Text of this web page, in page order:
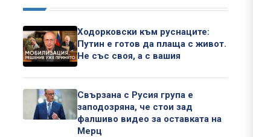
Ходорковски към руснаците:
Путин е готов да плаща с живот.
Не със своя, а с вашия
Свързана с Русия група е
заподозряна, че стои зад
фалшиво видео за оставката на
Мерц